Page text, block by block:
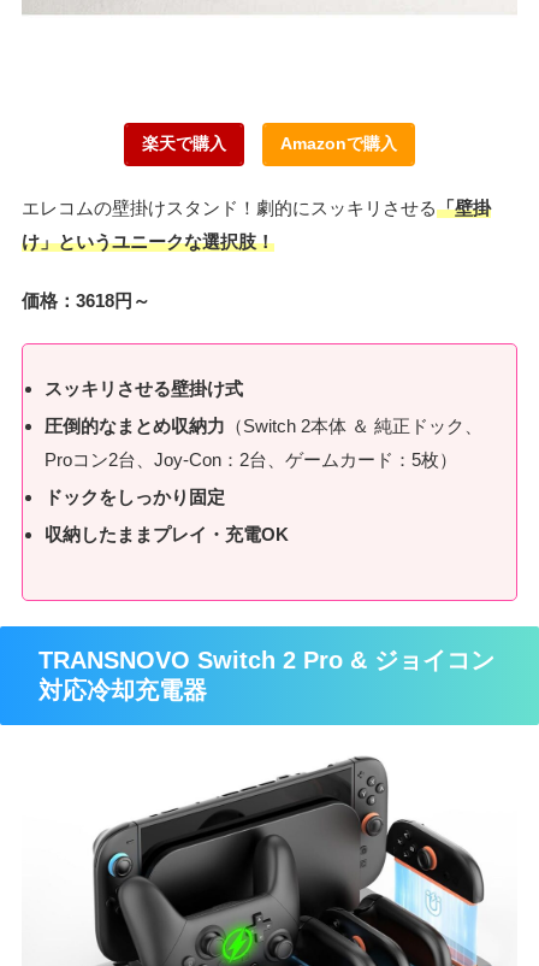
楽天で購入 Amazonで購入
エレコムの壁掛けスタンド！劇的にスッキリさせる「壁掛
け」というユニークな選択肢！
価格：3618円～
スッキリさせる壁掛け式
圧倒的なまとめ収納力 （Switch 2本体 ＆ 純正ドック、
Proコン2台、Joy-Con：2台、ゲームカード：5枚）
ドックをしっかり固定
収納したままプレイ・充電OK
TRANSNOVO Switch 2 Pro & ジョイコン
対応冷却充電器